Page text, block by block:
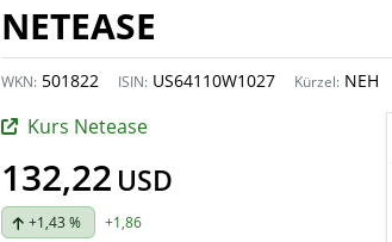
NETEASE
WKN: 501822 ISIN: US64110W1027 Kürzel: NEH
Kurs Netease
132,22 USD
+1,43 %
+1,86